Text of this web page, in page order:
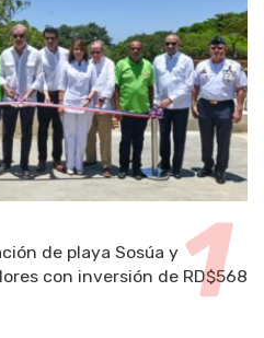
de playa Sosúa y
con inversión de RD$568